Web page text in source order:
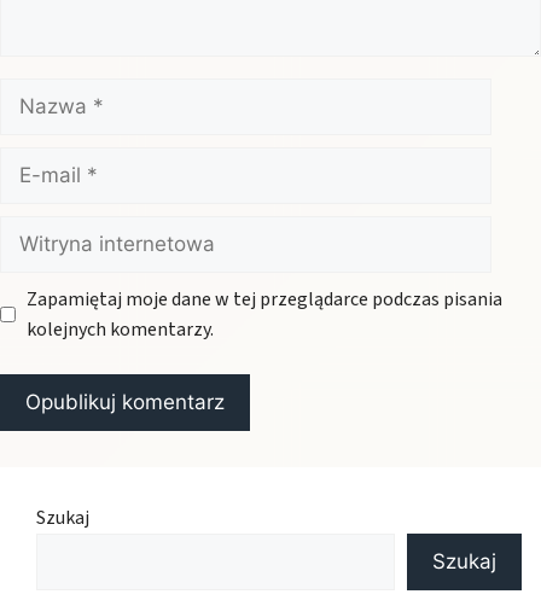
Nazwa
mail
Witryna
internetowa
Zapamiętaj moje dane w tej przeglądarce podczas pisania
kolejnych komentarzy.
Szukaj
Szukaj